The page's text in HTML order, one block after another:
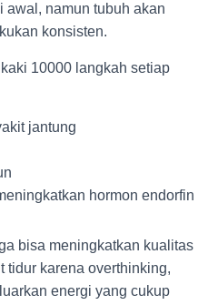
awal, namun tubuh akan
konsisten.
10000 langkah setiap
jantung
hormon endorfin
bisa meningkatkan kualitas
tidur karena overthinking,
energi yang cukup